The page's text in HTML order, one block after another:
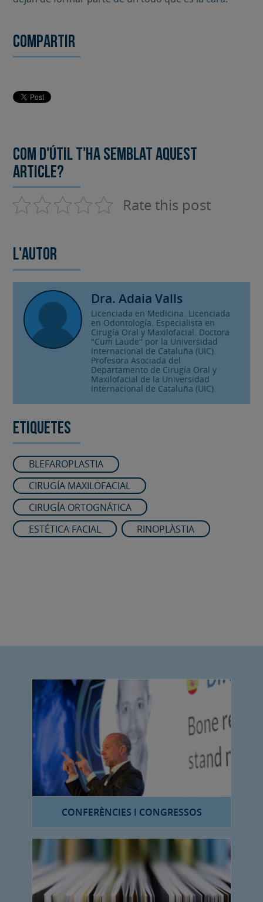
Compartir
Com d'útil t'ha semblat aquest
article?
Rate this post
L'autor
Dra. Adaia Valls
Licenciada en Medicina. Licenciada
en Odontología. Especialista en
Cirugía Oral y Maxilofacial. Doctora
"Cum Laude" por la Universidad
Internacional de Cataluña (UIC).
Profesora Asociada del
Departamento de Cirugía Oral y
Maxilofacial de la Universidad
Internacional de Cataluña (UIC).
Etiquetes
BLEFAROPLASTIA
CIRUGÍA MAXILOFACIAL
CIRUGÍA ORTOGNÁTICA
ESTÉTICA FACIAL
RINOPLÀSTIA
CONFERÈNCIES I CONGRESSOS